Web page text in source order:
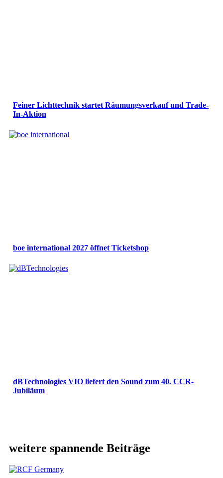
Feiner Lichttechnik startet Räumungsverkauf und Trade-
In-Aktion
boe international 2027 öffnet Ticketshop
dBTechnologies VIO liefert den Sound zum 40. CCR-
Jubiläum
weitere spannende Beiträge